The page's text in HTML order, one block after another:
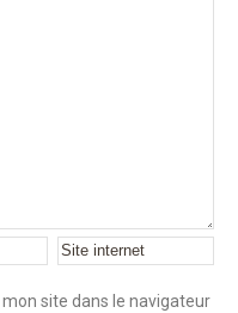
site dans le navigateur